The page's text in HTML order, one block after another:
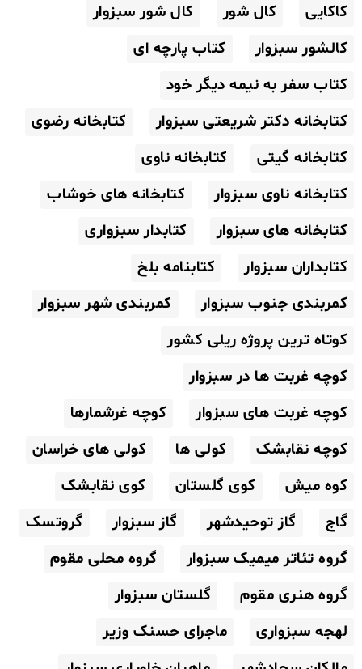
کاکایی
کال شور
کال شور سبزوار
کالشور سبزوار
کتاب پارچه ای
کتاب سفر به نیمه دیگر خود
کتابخانه دکتر شریعتی سبزوار
کتابخانه رضوی
کتابخانه گیتی
کتابخانه ناوی
کتابخانه ناوی سبزوار
کتابخانه های خوشاب
کتابخانه های سبزوار
کتابدار سبزواری
کتابداران سبزوار
کتابنامه بلخ
کمربندی جنوب سبزوار
کمربندی شهر سبزوار
کوتاه ترین پروژه ریلی کشور
کوچه غربت ها در سبزوار
کوچه غربت های سبزوار
کوچه غرشمارها
کوچه نقابشک
کولی ها
کولی های خراسان
کوه میش
کوی گلستان
کوی نقابشک
گاج
گاز توحیدشهر گاز سبزوار
گروتسک
گروه تئاتر میمیک سبزوار
گروه محلی مقوم
گروه هنری مقوم
گلستان سبزوار
لهجه سبزواری
ماجرای حسنک وزیر